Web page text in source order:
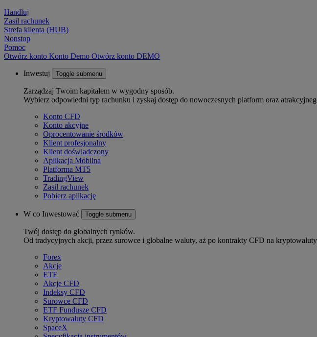
Handluj
Zasil rachunek
Strefa klienta (HUB)
Nonstop
Pomoc
Otwórz konto Konto Demo Otwórz konto DEMO
Inwestuj Toggle submenu
Zarządzaj Twoim kapitałem w wygodny sposób.
Wybierz odpowiedni typ rachunku i zyskaj dostęp do nowoczesnych platform oraz
Konto CFD
Konto akcyjne
Oprocentowanie środków
Klient profesjonalny
Klient doświadczony
Aplikacja Mobilna
Platforma MT5
TradingView
Zasil rachunek
Pobierz aplikację
W co Inwestować Toggle submenu
Twój dostęp do globalnych rynków.
Od tradycyjnych akcji, przez surowce i globalne waluty, aż po kontrakty CFD na
Forex
Akcje
ETF
Akcje CFD
Indeksy CFD
Surowce CFD
ETF Fundusze CFD
Kryptowaluty CFD
SpaceX